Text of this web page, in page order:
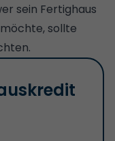
sein Fertighaus
sollte